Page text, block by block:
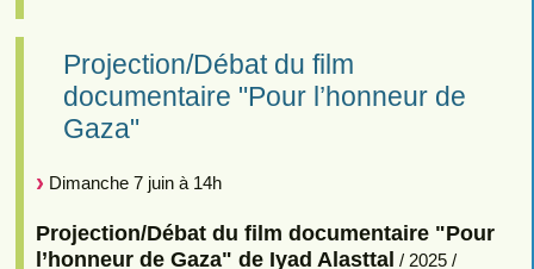
Projection/Débat du film
documentaire "Pour l’honneur de
Gaza"
Dimanche 7 juin à 14h
Projection/Débat du film documentaire "Pour
l’honneur de Gaza" de Iyad Alasttal / 2025 /